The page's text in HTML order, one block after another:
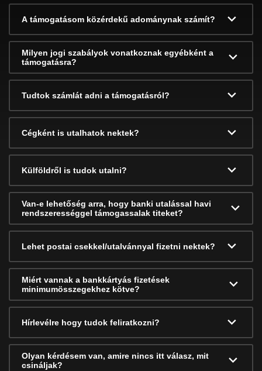
A támogatásom közérdekű adománynak számít?
Milyen jogi szabályok vonatkoznak egyébként a
támogatásra?
Tudtok számlát adni a támogatásról?
Cégként is utalhatok nektek?
Külföldről is tudok utalni?
Van-e lehetőség arra, hogy banki utalással havi
rendszerességgel támogassalak titeket?
Lehet postai csekkel/utalvánnyal fizetni nektek?
Miért vannak a bankkártyás fizetések
minimumösszegekhez kötve?
Hírlevélre hogy tudok feliratkozni?
Olyan kérdésem van, amire nincs itt válasz, mit
csináljak?